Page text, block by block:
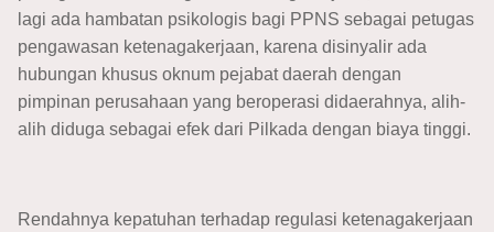
lagi ada hambatan psikologis bagi PPNS sebagai petugas
pengawasan ketenagakerjaan, karena disinyalir ada
hubungan khusus oknum pejabat daerah dengan
pimpinan perusahaan yang beroperasi didaerahnya, alih-
alih diduga sebagai efek dari Pilkada dengan biaya tinggi.
Rendahnya kepatuhan terhadap regulasi ketenagakerjaan